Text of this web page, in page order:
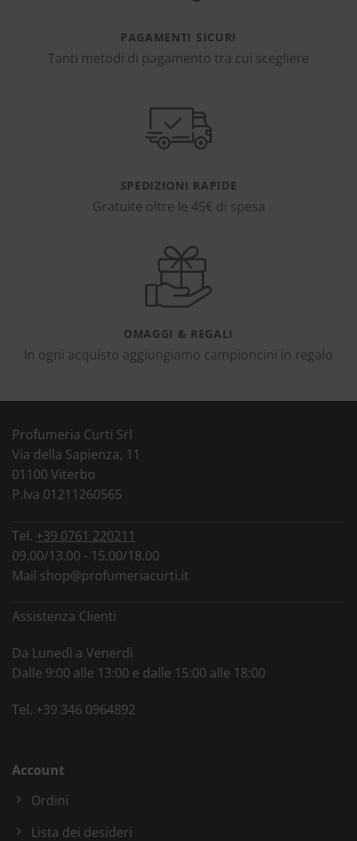
PAGAMENTI SICURI
Tanti metodi di pagamento tra cui scegliere
SPEDIZIONI RAPIDE
Gratuite oltre le 45€ di spesa
OMAGGI & REGALI
In ogni acquisto aggiungiamo campioncini in regalo
Profumeria Curti Srl
Via della Sapienza, 11
01100 Viterbo
P.Iva 01211260565
Tel. +39 0761 220211
09.00/13.00 - 15.00/18.00
Mail shop@profumeriacurti.it
Assistenza Clienti
Da Lunedì a Venerdì
Dalle 9:00 alle 13:00 e dalle 15:00 alle 18:00
Tel. +39 346 0964892
Account
Ordini
Lista dei desideri